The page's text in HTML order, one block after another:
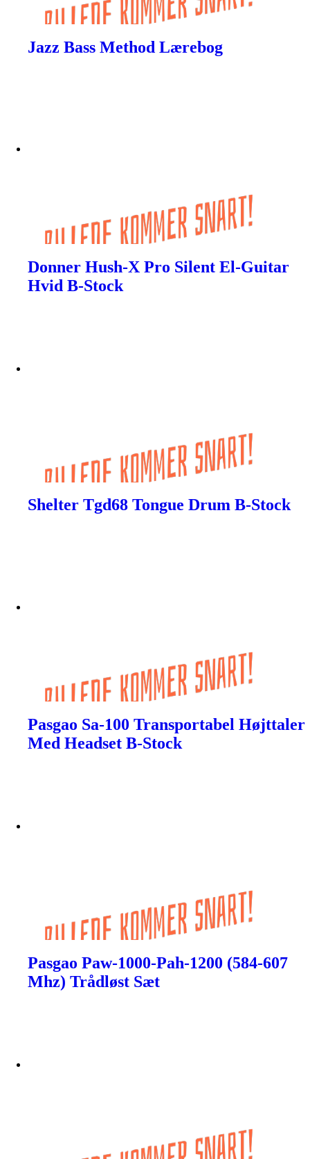
Jazz Bass Method Lærebog
Donner Hush-X Pro Silent El-Guitar
Hvid B-Stock
Shelter Tgd68 Tongue Drum B-Stock
Pasgao Sa-100 Transportabel Højttaler
Med Headset B-Stock
Pasgao Paw-1000-Pah-1200 (584-607
Mhz) Trådløst Sæt